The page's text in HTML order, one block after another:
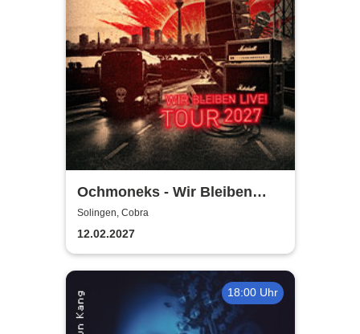
Ochmoneks - Wir Bleiben
Live! Tour 2027
Solingen, Cobra
12.02.2027
18:00 Uhr